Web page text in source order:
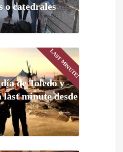
o catedrales
LAST MINUTE!
de Toledo y
last minute desde